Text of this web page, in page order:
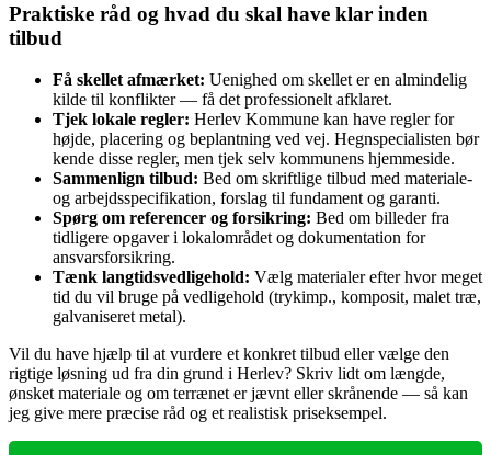
Praktiske råd og hvad du skal have klar inden
tilbud
Få skellet afmærket: Uenighed om skellet er en almindelig
kilde til konflikter — få det professionelt afklaret.
Tjek lokale regler: Herlev Kommune kan have regler for
højde, placering og beplantning ved vej. Hegnspecialisten bør
kende disse regler, men tjek selv kommunens hjemmeside.
Sammenlign tilbud: Bed om skriftlige tilbud med materiale‑
og arbejdsspecifikation, forslag til fundament og garanti.
Spørg om referencer og forsikring: Bed om billeder fra
tidligere opgaver i lokalområdet og dokumentation for
ansvarsforsikring.
Tænk langtidsvedligehold: Vælg materialer efter hvor meget
tid du vil bruge på vedligehold (trykimp., komposit, malet træ,
galvaniseret metal).
Vil du have hjælp til at vurdere et konkret tilbud eller vælge den
rigtige løsning ud fra din grund i Herlev? Skriv lidt om længde,
ønsket materiale og om terrænet er jævnt eller skrånende — så kan
jeg give mere præcise råd og et realistisk priseksempel.